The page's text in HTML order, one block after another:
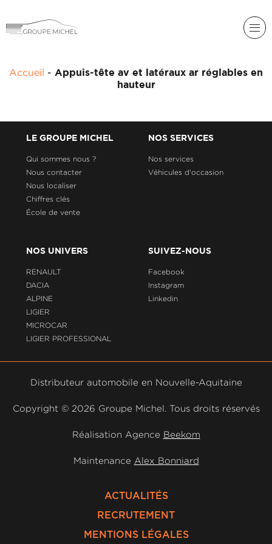
DACIA
LIGIER
PROFESSIONAL
MICHEL
HISTORIQUE
DU
MICHEL
Accueil - Appuis-tête av et latéraux ar réglables en
hauteur
LE GROUPE MICHEL
Qui sommes nous ?
Nous contacter
Nous localiser
Chiffres clés
École de vente
NOS SERVICES
Nos services
Véhicules d'occasion
NOS UNIVERS
RENAULT
DACIA
ALPINE
LIGIER
MICROCAR
LIGIER PROFESSIONAL
SUIVEZ-NOUS
Facebook
Instagram
Linkedin
Distributeur automobile en Nouvelle-Aquitaine
Copyright © 2026 Groupe Michel. Tous droits réservés
Réalisation Agence Beekom
Maintenance Alex Bonniard
ACTUALITÉS
RECRUTEMENT
MENTIONS LÉGALES